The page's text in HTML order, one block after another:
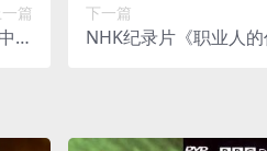
一篇
字
下一篇
NHK纪录片《职业人